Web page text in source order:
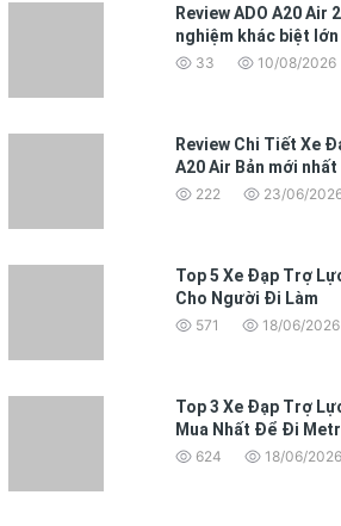
Review ADO A20 Air
nghiệm khác biệt lớn
33 10/08/2026
Review Chi Tiết Xe
A20 Air Bản mới nhất
222 23/06/
Top 5 Xe Đạp Trợ
Cho Người Đi Làm
571 18/06/2026
Top 3 Xe Đạp Trợ
Mua Nhất Để Đi
624 18/06/2026